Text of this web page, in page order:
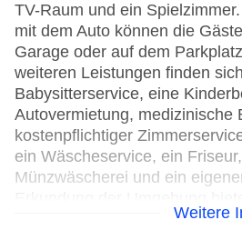
TV-Raum und ein
mit dem Auto können die
Garage oder auf dem
weiteren Leistungen finden
Babysitterservice, eine
Autovermietung, medizinische
kostenpflichtiger
ein Wäscheservice, ein
Münzwäscherei und ein
die notwendige Ausrüstung.
Weitere